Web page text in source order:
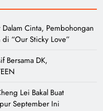
Cinta, Pembohongan
di “Our Sticky Love”
Bersama DK,
Lei Bakal Buat
September Ini